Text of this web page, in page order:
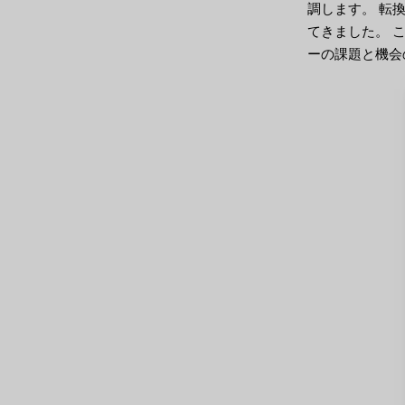
調します。 転
てきました。
ーの課題と機